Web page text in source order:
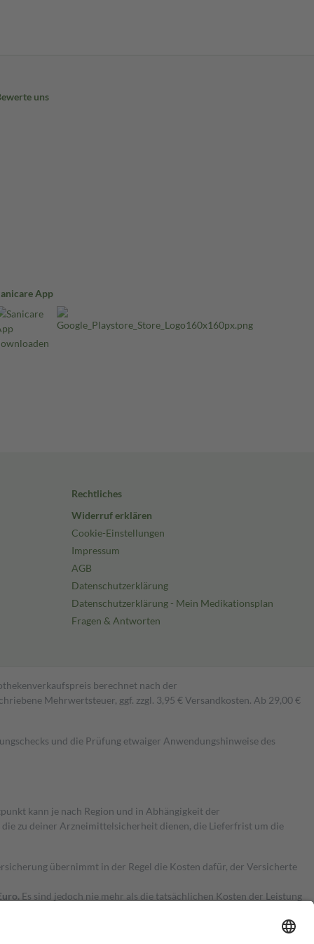
uns
App
Rechtliches
Widerruf erklären
Cookie-Einstellungen
Impressum
AGB
Datenschutzerklärung
Datenschutzerklärung - Mein Medikationsplan
Fragen & Antworten
berechnet nach der
Mehrwertsteuer, ggf. zzgl. 3,95 € Versandkosten. Ab 29,00 €
und die Prüfung etwaiger Anwendungshinweise des
kann je nach Region und in Abhängigkeit der
zu deiner Arzneimittelsicherheit dienen, die Lieferfrist um die
übernimmt in der Regel die Kosten dafür, der Versicherte
Es sind jedoch nie mehr als die tatsächlichen Kosten der Leistung